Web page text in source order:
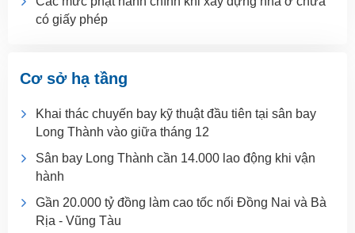
có giấy phép
Cơ sở hạ tầng
Khai thác chuyến bay kỹ thuật đầu tiên tại sân bay
Long Thành vào giữa tháng 12
Sân bay Long Thành cần 14.000 lao động khi vận
hành
Gần 20.000 tỷ đồng làm cao tốc nối Đồng Nai và Bà
Rịa - Vũng Tàu